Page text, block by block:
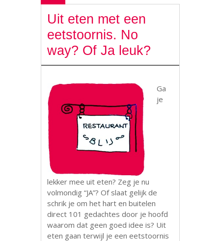
Uit eten met een
eetstoornis. No
way? Of Ja leuk?
Ga
je
lekker mee uit eten? Zeg je nu
volmondig “JA”? Of slaat gelijk de
schrik je om het hart en buitelen
direct 101 gedachtes door je hoofd
waarom dat geen goed idee is? Uit
eten gaan terwijl je een eetstoornis